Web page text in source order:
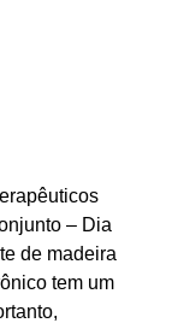
– Dia
de madeira
tem um